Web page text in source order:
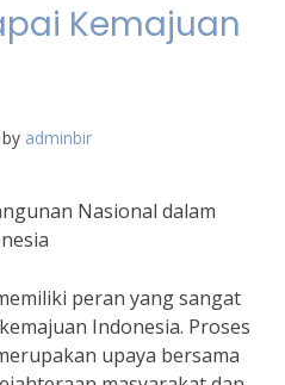
Kemajuan
by adminbir
Nasional dalam
peran yang sangat
Indonesia. Proses
upaya bersama